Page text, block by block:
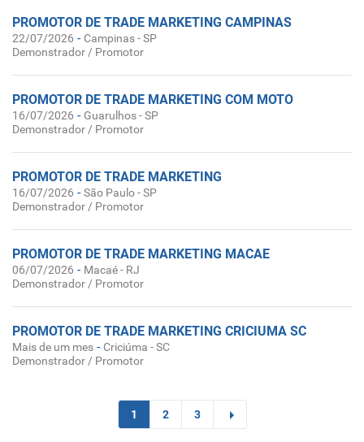
PROMOTOR DE TRADE MARKETING CAMPINAS
22/07/2026 - Campinas - SP
Demonstrador / Promotor
PROMOTOR DE TRADE MARKETING COM MOTO
16/07/2026 - Guarulhos - SP
Demonstrador / Promotor
PROMOTOR DE TRADE MARKETING
16/07/2026 -São Paulo - SP
Demonstrador / Promotor
PROMOTOR DE TRADE MARKETING MACAE
06/07/2026 - Macaé - RJ
Demonstrador / Promotor
PROMOTOR DE TRADE MARKETING CRICIUMA SC
Mais de um mes - Criciúma - SC
Demonstrador / Promotor
1 2 3